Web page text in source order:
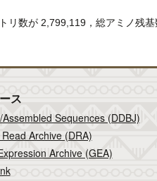
数が 2,799,119，総アミノ残
ス
Sequences (DDBJ)
Archive (DRA)
Archive (GEA)